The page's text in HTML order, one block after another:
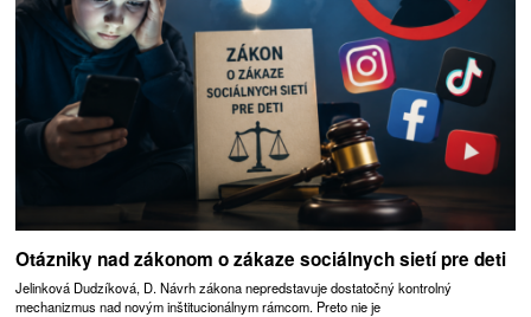
Otázniky nad zákonom o zákaze sociálnych sietí pre deti
Jelinková Dudzíková, D. Návrh zákona nepredstavuje dostatočný kontrolný
mechanizmus nad novým inštitucionálnym rámcom. Preto nie je